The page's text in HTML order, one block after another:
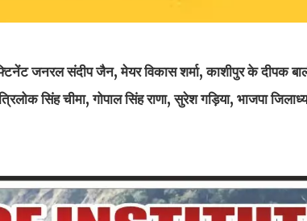
जनरल संदीप जैन, मेयर विकास शर्मा, काशीपुर के दीपक
सिंह चीमा, गोपाल सिंह राणा, सुरेश गड़िया, भाजपा